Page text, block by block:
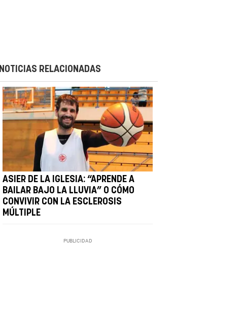
NOTICIAS RELACIONADAS
ASIER DE LA IGLESIA: “APRENDE A
BAILAR BAJO LA LLUVIA” O CÓMO
CONVIVIR CON LA ESCLEROSIS
MÚLTIPLE